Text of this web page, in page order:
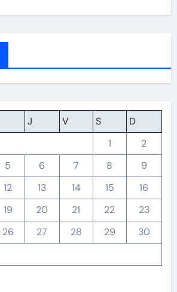
J V S
D
1
2
5 6 7 8
9
12 13 14 15
16
19 20 21 22
23
26 27 28 29
30